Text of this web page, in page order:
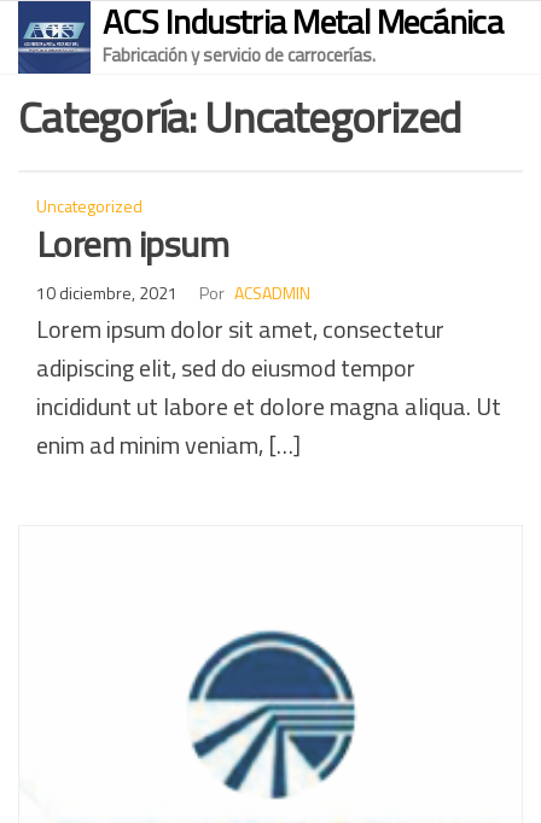
Saltar
contenido
ACS Industria Metal Mecánica
Fabricación y servicio de carrocerías.
Categoría:Uncategorized
Uncategorized
Lorem ipsum
10 diciembre, 2021 Por ACSADMIN
Lorem ipsum dolor sit amet, consectetur
adipiscing elit, sed do eiusmod tempor
incididunt ut labore et dolore magna aliqua. Ut
enim ad minim veniam, […]